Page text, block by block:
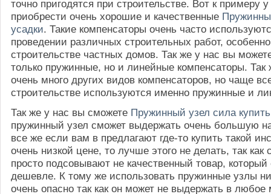
точно пригодятся при строительстве. Вот к примеру
приобрести очень хорошие и качественные
усадки. Такие компенсаторы очень часто
проведении различных строительных работ,
строительстве частных домов. Так же у нас вы
только пружинные, но и линейные компенсаторы. Так
очень много других видов компенсаторов, но чаще
строительстве используются именно пружинные и
Так же у нас вы сможете Пружинный узел сила
пружинный узел сможет выдержать очень большую
все же если вам в предлагают где-то купить такой
очень низкой цене, то лучше этого не делать, так как
просто подсовывают не качественный товар, который
дешевле. К тому же использовать пружинные узлы
очень опасно так как он может не выдержать в любое